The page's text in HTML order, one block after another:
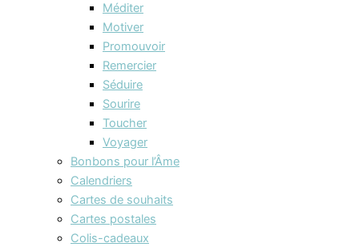
Méditer
Motiver
Promouvoir
Remercier
Séduire
Sourire
Toucher
Voyager
Bonbons pour l’Âme
Calendriers
Cartes de souhaits
Cartes postales
Colis-cadeaux